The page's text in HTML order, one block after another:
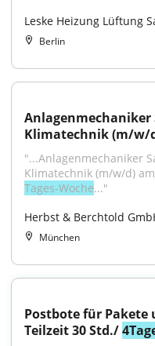
Leske Heizung Lüftung
Berlin
Anlagenmechaniker
Klimatechnik (m/w/
"...Anlagenmechaniker
Klimatechnik (m/w/d)
Tages-Woche..."
Herbst & Berchtold
München
Postbote für
Teilzeit 30 Std./ 4